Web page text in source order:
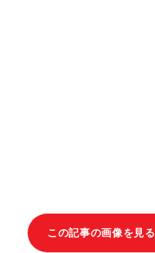
この記事の画像を見る